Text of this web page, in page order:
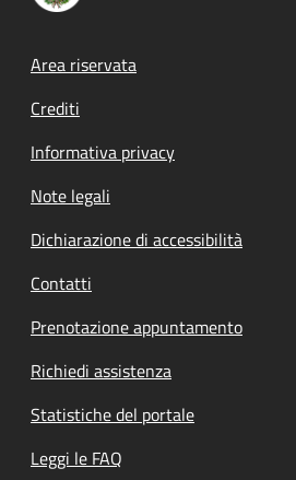
Footer menu
Area riservata
Crediti
Informativa privacy
Note legali
Dichiarazione di accessibilità
Contatti
Prenotazione appuntamento
Richiedi assistenza
Statistiche del portale
Leggi le FAQ